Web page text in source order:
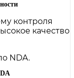
контроля
качество